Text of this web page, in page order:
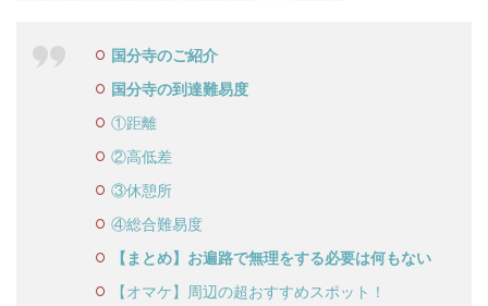
国分寺のご紹介
国分寺の到達難易度
①距離
②高低差
③休憩所
④総合難易度
【まとめ】お遍路で無理をする必要は何もない
【オマケ】周辺の超おすすめスポット！